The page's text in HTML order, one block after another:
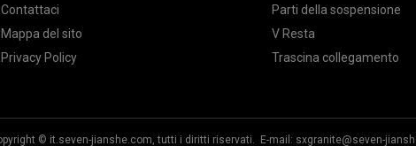
Contattaci
Mappa del sito
Privacy Policy
Parti della sospensione
V Resta
Trascina collegamento
© it.seven-jianshe.com, tutti i diritti riservati. E-mail: sxgranite@seven-